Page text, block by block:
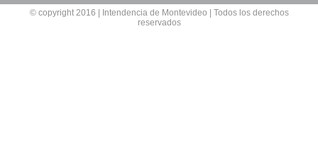
© copyright 2016 | Intendencia de Montevideo | Todos los derechos
reservados